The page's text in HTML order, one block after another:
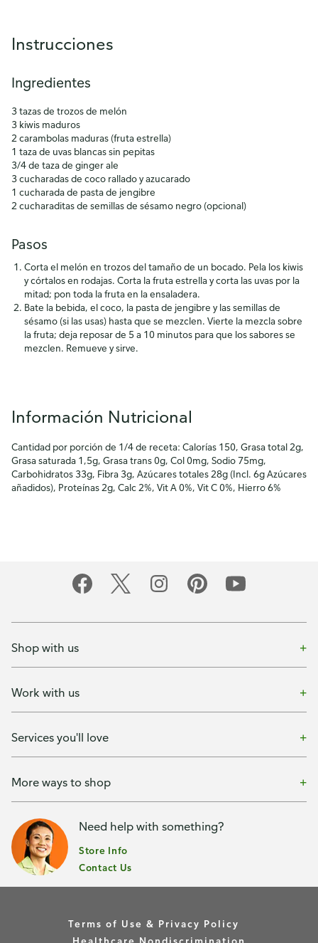
Instrucciones
Ingredientes
3 tazas de trozos de melón
3 kiwis maduros
2 carambolas maduras (fruta estrella)
1 taza de uvas blancas sin pepitas
3/4 de taza de ginger ale
3 cucharadas de coco rallado y azucarado
1 cucharada de pasta de jengibre
2 cucharaditas de semillas de sésamo negro (opcional)
Pasos
Corta el melón en trozos del tamaño de un bocado. Pela los kiwis
y córtalos en rodajas. Corta la fruta estrella y corta las uvas por la
mitad; pon toda la fruta en la ensaladera.
Bate la bebida, el coco, la pasta de jengibre y las semillas de
sésamo (si las usas) hasta que se mezclen. Vierte la mezcla sobre
la fruta; deja reposar de 5 a 10 minutos para que los sabores se
mezclen. Remueve y sirve.
Información Nutricional
Cantidad por porción de 1/4 de receta: Calorías 150, Grasa total 2g,
Grasa saturada 1,5g, Grasa trans 0g, Col 0mg, Sodio 75mg,
Carbohidratos 33g, Fibra 3g, Azúcares totales 28g (Incl. 6g Azúcares
añadidos), Proteínas 2g, Calc 2%, Vit A 0%, Vit C 0%, Hierro 6%
Shop with us
Work with us
Services you'll love
More ways to shop
Need help with something?
Store Info
Contact Us
Terms of Use & Privacy Policy